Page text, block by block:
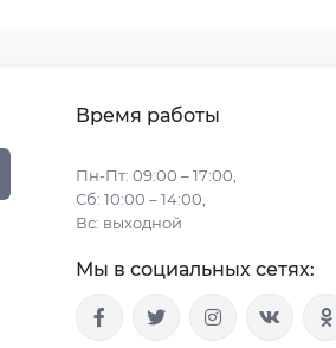
Время работы
Пн-Пт: 09:00 – 17:00,
Сб: 10:00 – 14:00,
Вс: выходной
Мы в социальных сетях: